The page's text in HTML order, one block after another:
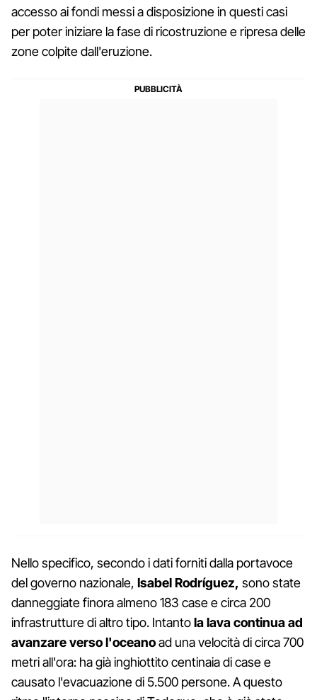
accesso ai fondi messi a disposizione in questi casi
per poter iniziare la fase di ricostruzione e ripresa delle
zone colpite dall'eruzione.
Nello specifico, secondo i dati forniti dalla portavoce
del governo nazionale, Isabel Rodríguez, sono state
danneggiate finora almeno 183 case e circa 200
infrastrutture di altro tipo. Intantola lava continua ad
avanzare verso l'oceanoad una velocità di circa 700
metri all'ora: ha già inghiottito centinaia di case e
causato l'evacuazione di 5.500 persone. A questo